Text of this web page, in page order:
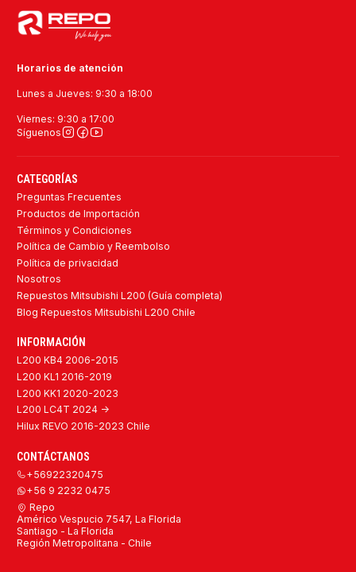
Horarios de atención
Lunes a Jueves: 9:30 a 18:00
Viernes: 9:30 a 17:00
Síguenos
CATEGORÍAS
Preguntas Frecuentes
Productos de Importación
Términos y Condiciones
Política de Cambio y Reembolso
Política de privacidad
Nosotros
Repuestos Mitsubishi L200 (Guía completa)
Blog Repuestos Mitsubishi L200 Chile
INFORMACIÓN
L200 KB4 2006-2015
L200 KL1 2016-2019
L200 KK1 2020-2023
L200 LC4T 2024 ->
Hilux REVO 2016-2023 Chile
CONTÁCTANOS
+56922320475
+56 9 2232 0475
Repo
Américo Vespucio 7547, La Florida
Santiago - La Florida
Región Metropolitana - Chile